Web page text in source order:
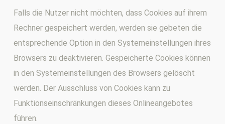
Falls die Nutzer nicht möchten, dass Cookies auf ihrem
Rechner gespeichert werden, werden sie gebeten die
entsprechende Option in den Systemeinstellungen ihres
Browsers zu deaktivieren. Gespeicherte Cookies können
in den Systemeinstellungen des Browsers gelöscht
werden. Der Ausschluss von Cookies kann zu
Funktionseinschränkungen dieses Onlineangebotes
führen.